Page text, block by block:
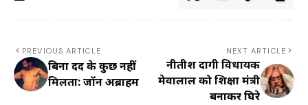
PREVIOUS ARTICLE
बिना दर्द के कुछ नहीं
मिलता: जॉन अब्राहम
NEXT ARTICLE
नीतीश दागी विधायक
मेवालाल को शिक्षा मंत्री
बनाकर घिरे